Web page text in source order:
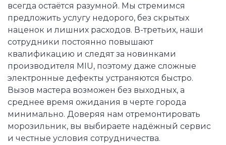
всегда остаётся разумной. Мы стремимся
предложить услугу недорого, без скрытых
наценок и лишних расходов. В-третьих, наши
сотрудники постоянно повышают
квалификацию и следят за новинками
производителя MIU, поэтому даже сложные
электронные дефекты устраняются быстро.
Вызов мастера возможен без выходных, а
среднее время ожидания в черте города
минимально. Доверяя нам отремонтировать
морозильник, вы выбираете надёжный сервис
и честные условия сотрудничества.